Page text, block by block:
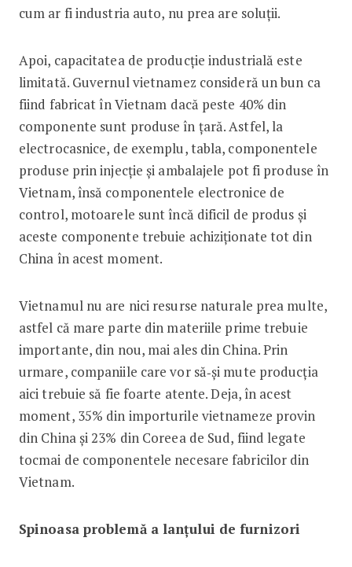
cum ar fi industria auto, nu prea are soluții.
Apoi, capacitatea de producție industrială este
limitată. Guvernul vietnamez consideră un bun ca
fiind fabricat în Vietnam dacă peste 40% din
componente sunt produse în țară. Astfel, la
electrocasnice, de exemplu, tabla, componentele
produse prin injecție și ambalajele pot fi produse în
Vietnam, însă componentele electronice de
control, motoarele sunt încă dificil de produs și
aceste componente trebuie achiziționate tot din
China în acest moment.
Vietnamul nu are nici resurse naturale prea multe,
astfel că mare parte din materiile prime trebuie
importante, din nou, mai ales din China. Prin
urmare, companiile care vor să‑și mute producția
aici trebuie să fie foarte atente. Deja, în acest
moment, 35% din importurile vietnameze provin
din China și 23% din Coreea de Sud, fiind legate
tocmai de componentele necesare fabricilor din
Vietnam.
Spinoasa problemă a lanțului de furnizori